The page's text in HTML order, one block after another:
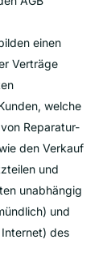
einen
Verträge
welche
Reparatur-
den Verkauf
und
unabhängig
und
des